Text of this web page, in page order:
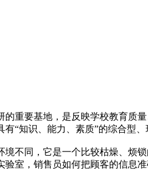
要基地，是反映学校教育质量
“知识、能力、素质”的综合型
同，它是一个比较枯燥、烦锁
验室，销售员如何把顾客的信息